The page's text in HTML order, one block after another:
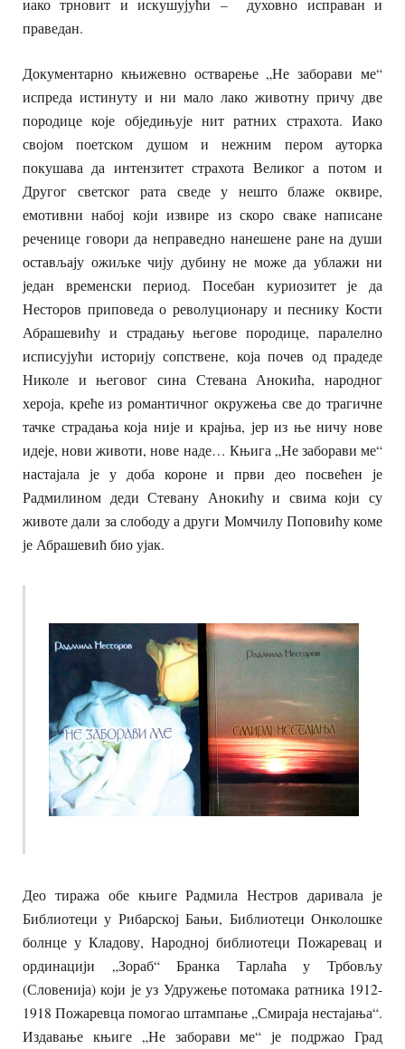
иако трновит и искушујући – духовно исправан и
праведан.
Документарно књижевно остварење „Не заборави ме“
испреда истинуту и ни мало лако животну причу две
породице које обједињује нит ратних страхота. Иако
својом поетском душом и нежним пером ауторка
покушава да интензитет страхота Великог а потом и
Другог светског рата сведе у нешто блаже оквире,
емотивни набој који извире из скоро сваке написане
реченице говори да неправедно нанешене ране на души
остављају ожиљке чију дубину не може да ублажи ни
један временски период. Посебан куриозитет је да
Несторов приповеда о револуционару и песнику Кости
Абрашевићу и страдању његове породице, паралелно
исписујући историју сопствене, која почев од прадеде
Николе и његовог сина Стевана Анокића, народног
хероја, креће из романтичног окружења све до трагичне
тачке страдања која није и крајња, јер из ње ничу нове
идеје, нови животи, нове наде… Књига „Не заборави ме“
настајала је у доба короне и први део посвећен је
Радмилином деди Стевану Анокићу и свима који су
животе дали за слободу а други Момчилу Поповићу коме
је Абрашевић био ујак.
Део тиража обе књиге Радмила Нестров даривала је
Библиотеци у Рибарској Бањи, Библиотеци Онколошке
болнце у Кладову, Народној библиотеци Пожаревац и
ординацији „Зораб“ Бранка Тарлаћа у Трбовљу
(Словенија) који је уз Удружење потомака ратника 1912-
1918 Пожаревца помогао штампање „Смираја нестајања“.
Издавање књиге „Не заборави ме“ је подржао Град